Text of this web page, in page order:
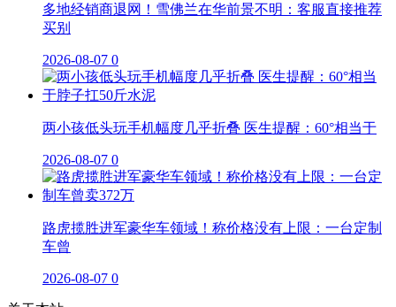
多地经销商退网！雪佛兰在华前景不明：客服直接推荐
买别
2026-08-07 0
两小孩低头玩手机幅度几乎折叠 医生提醒：60°相当于
2026-08-07 0
路虎揽胜进军豪华车领域！称价格没有上限：一台定制
车曾
2026-08-07 0